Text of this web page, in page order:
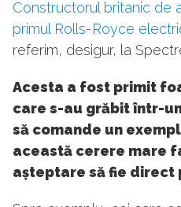
Constructorul britanic de
primul Rolls-Royce
referim, desigur, la
Acesta a fost primit
care s-au grăbit într-
să comande un
această cerere mare
așteptare să fie direct